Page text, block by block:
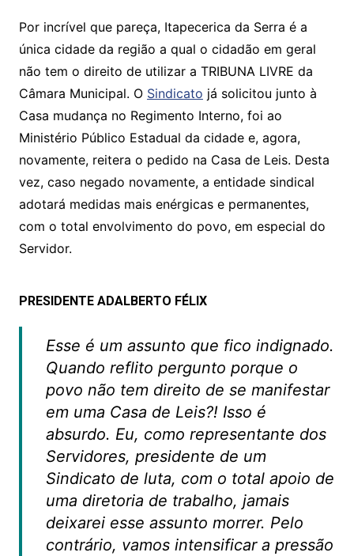
at
s
A
p
p
c
e
b
o
o
k
itt
er
p
y
Li
n
k
ar
e
Por incrível que pareça, Itapecerica da Serra é a
única cidade da região a qual o cidadão em geral
não tem o direito de utilizar a TRIBUNA LIVRE da
Câmara Municipal. O Sindicato já solicitou junto à
Casa mudança no Regimento Interno, foi ao
Ministério Público Estadual da cidade e, agora,
novamente, reitera o pedido na Casa de Leis. Desta
vez, caso negado novamente, a entidade sindical
adotará medidas mais enérgicas e permanentes,
com o total envolvimento do povo, em especial do
Servidor.
PRESIDENTE ADALBERTO FÉLIX
Esse é um assunto que fico indignado.
Quando reflito pergunto porque o
povo não tem direito de se manifestar
em uma Casa de Leis?! Isso é
absurdo. Eu, como representante dos
Servidores, presidente de um
Sindicato de luta, com o total apoio de
uma diretoria de trabalho, jamais
deixarei esse assunto morrer. Pelo
contrário, vamos intensificar a pressão